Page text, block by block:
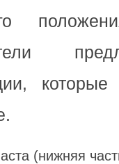
(нижняя